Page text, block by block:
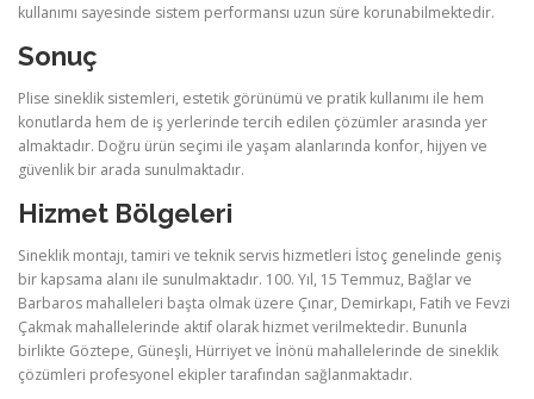
kullanımı sayesinde sistem performansı uzun süre korunabilmektedir.
Sonuç
Plise sineklik sistemleri, estetik görünümü ve pratik kullanımı ile hem
konutlarda hem de iş yerlerinde tercih edilen çözümler arasında yer
almaktadır. Doğru ürün seçimi ile yaşam alanlarında konfor, hijyen ve
güvenlik bir arada sunulmaktadır.
Hizmet Bölgeleri
Sineklik montajı, tamiri ve teknik servis hizmetleri İstoç genelinde geniş
bir kapsama alanı ile sunulmaktadır. 100. Yıl, 15 Temmuz, Bağlar ve
Barbaros mahalleleri başta olmak üzere Çınar, Demirkapı, Fatih ve Fevzi
Çakmak mahallelerinde aktif olarak hizmet verilmektedir. Bununla
birlikte Göztepe, Güneşli, Hürriyet ve İnönü mahallelerinde de sineklik
çözümleri profesyonel ekipler tarafından sağlanmaktadır.